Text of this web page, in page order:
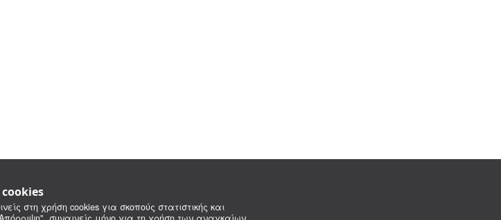
στη χρήση cookies για σκοπούς στατιστικής και